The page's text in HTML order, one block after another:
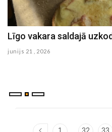
Līgo vakara saldajā
junijs 21 , 2026
1 32 33